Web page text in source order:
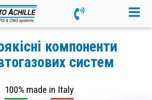
компоненти
систем
100% made in Italy